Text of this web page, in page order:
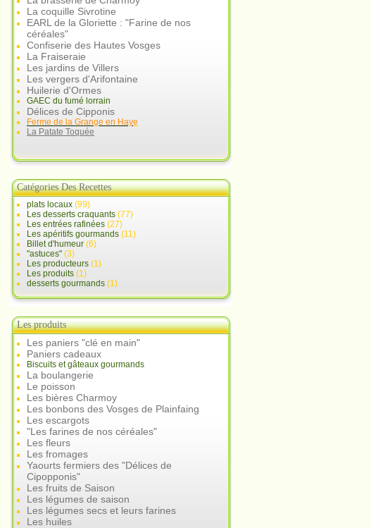
La coquille Sivrotine
EARL de la Gloriette : "Farine de nos
céréales"
Confiserie des Hautes Vosges
La Fraiseraie
Les jardins de Villers
Les vergers d'Arifontaine
Huilerie d'Ormes
GAEC du fumé lorrain
Délices de Cipponis
Ferme de la Grange en Haye
La Patate Toquée
Catégories Des Recettes
plats locaux (99)
Les desserts craquants (77)
Les entrées rafinées (27)
Les apéritifs gourmands (11)
Billet d'humeur (6)
"astuces" (3)
Les producteurs (1)
Les produits (1)
desserts gourmands (1)
Les produits
Les paniers "clé en main"
Paniers cadeaux
Biscuits et gâteaux gourmands
La boulangerie
Le poisson
Les bières Charmoy
Les bonbons des Vosges de Plainfaing
Les escargots
"Les farines de nos céréales"
Les fleurs
Les fromages
Yaourts fermiers des "Délices de
Cipopponis"
Les fruits de Saison
Les légumes de saison
Les légumes secs et leurs farines
Les huiles